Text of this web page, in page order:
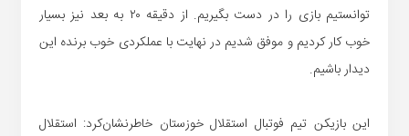
توانستیم بازی را در دست بگیریم. از دقیقه ۲۰ به بعد نیز بسیار
خوب کار کردیم و موفق شدیم در نهایت با عملکردی خوب برنده این
دیدار باشیم.
این بازیکن تیم فوتبال استقلال خوزستان خاطرنشان‌کرد: استقلال